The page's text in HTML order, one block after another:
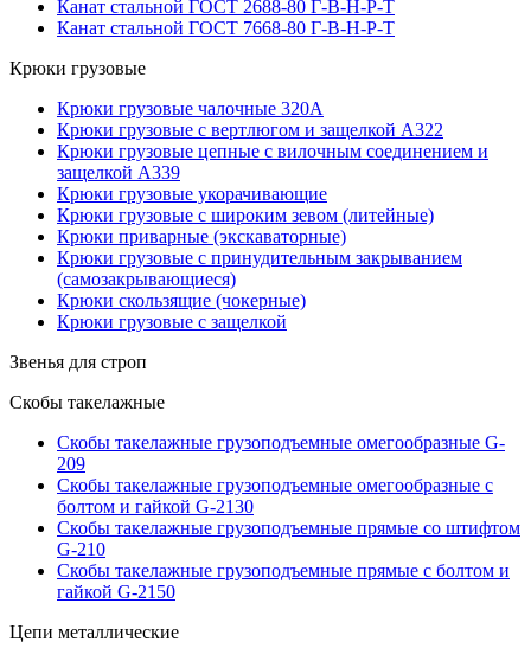
Канат стальной ГОСТ 2688-80 Г-В-Н-Р-Т
Канат стальной ГОСТ 7668-80 Г-В-Н-Р-Т
Крюки грузовые
Крюки грузовые чалочные 320А
Крюки грузовые с вертлюгом и защелкой А322
Крюки грузовые цепные с вилочным соединением и
защелкой А339
Крюки грузовые укорачивающие
Крюки грузовые с широким зевом (литейные)
Крюки приварные (экскаваторные)
Крюки грузовые с принудительным закрыванием
(самозакрывающиеся)
Крюки скользящие (чокерные)
Крюки грузовые с защелкой
Звенья для строп
Скобы такелажные
Скобы такелажные грузоподъемные омегообразные G-
209
Скобы такелажные грузоподъемные омегообразные с
болтом и гайкой G-2130
Скобы такелажные грузоподъемные прямые со штифтом
G-210
Скобы такелажные грузоподъемные прямые с болтом и
гайкой G-2150
Цепи металлические